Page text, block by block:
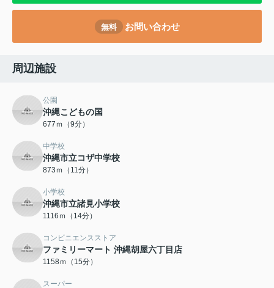
無料 お問い合わせ
周辺施設
公園
沖縄こどもの国
677ｍ（9分）
中学校
沖縄市立コザ中学校
873ｍ（11分）
小学校
沖縄市立諸見小学校
1116ｍ（14分）
コンビニエンスストア
ファミリーマート 沖縄胡屋六丁目店
1158ｍ（15分）
スーパー